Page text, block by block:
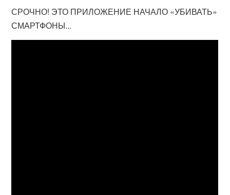
СРОЧНО! ЭТО ПРИЛОЖЕНИЕ НАЧАЛО «УБИВАТЬ»
СМАРТФОНЫ...